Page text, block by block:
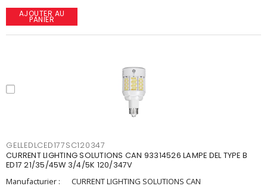
AJOUTER AU
PANIER
GELLEDLCED177SC120347
CURRENT LIGHTING SOLUTIONS CAN 93314526 LAMPE DEL TYPE B
ED17 21/35/45W 3/4/5K 120/347V
Manufacturier :
CURRENT LIGHTING SOLUTIONS CAN